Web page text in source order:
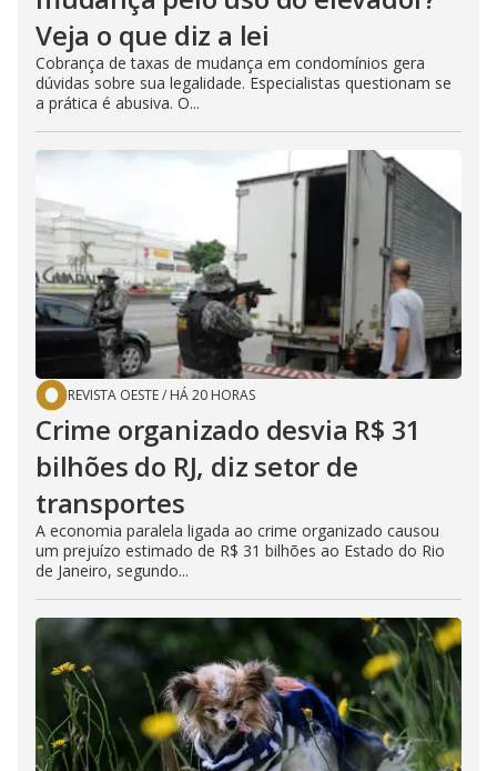
Veja o que diz a lei
Cobrança de taxas de mudança em condomínios gera
dúvidas sobre sua legalidade. Especialistas questionam se
a prática é abusiva. O...
REVISTA OESTE/ HÁ 20 HORAS
Crime organizado desvia R$ 31
bilhões do RJ, diz setor de
transportes
A economia paralela ligada ao crime organizado causou
um prejuízo estimado de R$ 31 bilhões ao Estado do Rio
de Janeiro, segundo...